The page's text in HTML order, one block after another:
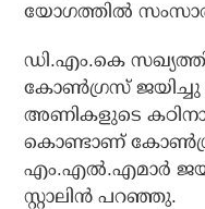
യോഗത്തില്‍
ഡി.എം.കെ
കോണ്‍ഗ്രസ് ജയിച്ചു
അണികളുടെ
കൊണ്ടാണ്
എം.എല്‍.എമാര്‍
സ്റ്റാലിന്‍ പറഞ്ഞു.